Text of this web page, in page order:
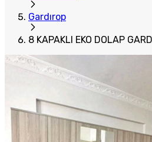
Gardırop
8 KAPAKLI EKO DOLAP